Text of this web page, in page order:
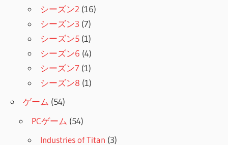
シーズン2 (16)
シーズン3 (7)
シーズン5 (1)
シーズン6 (4)
シーズン7 (1)
シーズン8 (1)
ゲーム (54)
PCゲーム (54)
Industries of Titan (3)